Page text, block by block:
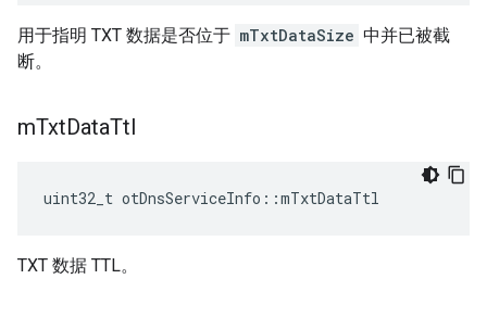
用于指明 TXT 数据是否位于 mTxtDataSize 中并已被截
断。
mTxtDataTtl
uint32_t otDnsServiceInfo ::mTxtDataTtl
TXT 数据 TTL。